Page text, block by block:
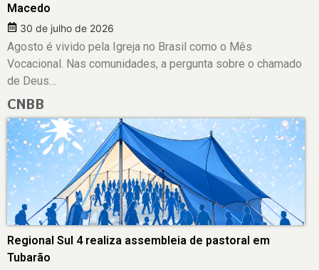
Macedo
30 de julho de 2026
Agosto é vivido pela Igreja no Brasil como o Mês
Vocacional. Nas comunidades, a pergunta sobre o chamado
de Deus…
CNBB
Regional Sul 4 realiza assembleia de pastoral em
Tubarão